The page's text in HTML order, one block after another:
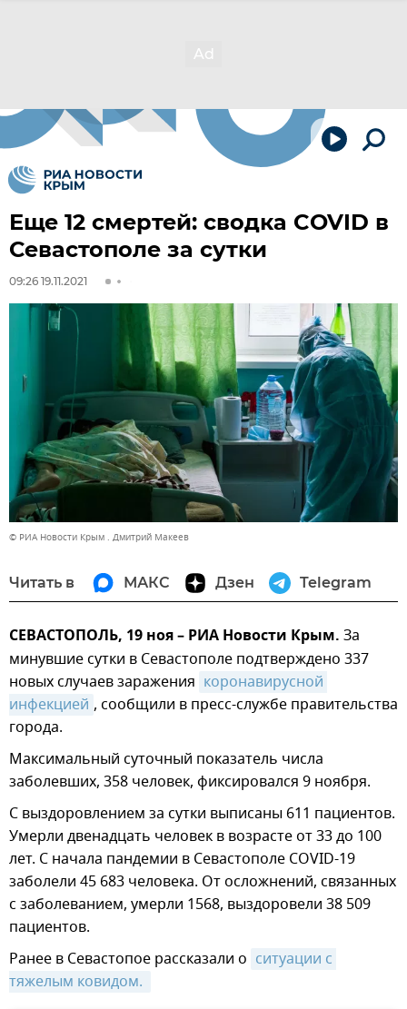
Еще 12 смертей: сводка COVID в
Севастополе за сутки
09:26 19.11.2021
© РИА Новости Крым . Дмитрий Макеев
Читать в МАКС Дзен Telegram
СЕВАСТОПОЛЬ, 19 ноя – РИА Новости Крым. За
минувшие сутки в Севастополе подтверждено 337
новых случаев заражения коронавирусной
инфекцией , сообщили в пресс-службе правительства
города.
Максимальный суточный показатель числа
заболевших, 358 человек, фиксировался 9 ноября.
С выздоровлением за сутки выписаны 611 пациентов.
Умерли двенадцать человек в возрасте от 33 до 100
лет. С начала пандемии в Севастополе COVID-19
заболели 45 683 человека. От осложнений, связанных
с заболеванием, умерли 1568, выздоровели 38 509
пациентов.
Ранее в Севастопое рассказали о ситуации с
тяжелым ковидом.